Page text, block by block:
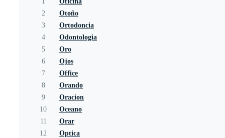
2
Otoño
3
Ortodoncia
4
Odontologia
5
Oro
6
Ojos
7
Office
8
Orando
9
Oracion
10
Oceano
11
Orar
12
Optica